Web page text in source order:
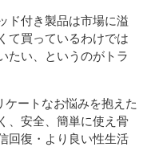
ド付き製品は市場に溢
て買っているわけでは
たい、というのがトラ
ートなお悩みを抱えた
、安全、簡単に使え骨
回復・より良い性生活